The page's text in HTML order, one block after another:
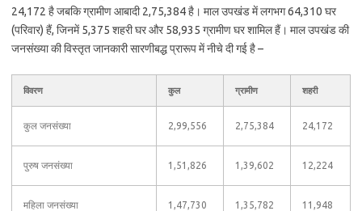
24,172 है जबकि ग्रामीण आबादी 2,75,384 है। माल उपखंड में लगभग 64,310 घर
(परिवार) हैं, जिनमें 5,375 शहरी घर और 58,935 ग्रामीण घर शामिल हैं। माल उपखंड की
जनसंख्या की विस्तृत जानकारी सारणीबद्ध प्रारूप में नीचे दी गई है –
विवरण कुल ग्रामीण शहरी
कुल जनसंख्या 2,99,556 2,75,384 24,172
पुरुष जनसंख्या 1,51,826 1,39,602 12,224
महिला जनसंख्या 1,47,730 1,35,782 11,948